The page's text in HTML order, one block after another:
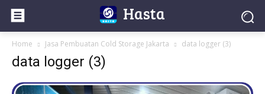
Hasta
Home Jasa Pembuatan Cold Storage Jakarta data logger (3)
data logger (3)